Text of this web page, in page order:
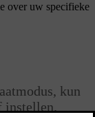
over uw specifieke
kun
instellen.